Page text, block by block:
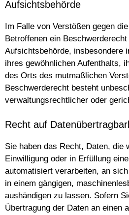
Aufsichtsbehörde
Im Falle von Verstößen gegen
Betroffenen ein
Aufsichtsbehörde, insbesondere
ihres gewöhnlichen Aufenthalts,
des Orts des mutmaßlichen
Beschwerderecht besteht
verwaltungsrechtlicher oder
Recht auf
Sie haben das Recht, Daten, die
Einwilligung oder in Erfüllung
automatisiert verarbeiten, an
in einem gängigen,
aushändigen zu lassen. Sofern
Übertragung der Daten an einen